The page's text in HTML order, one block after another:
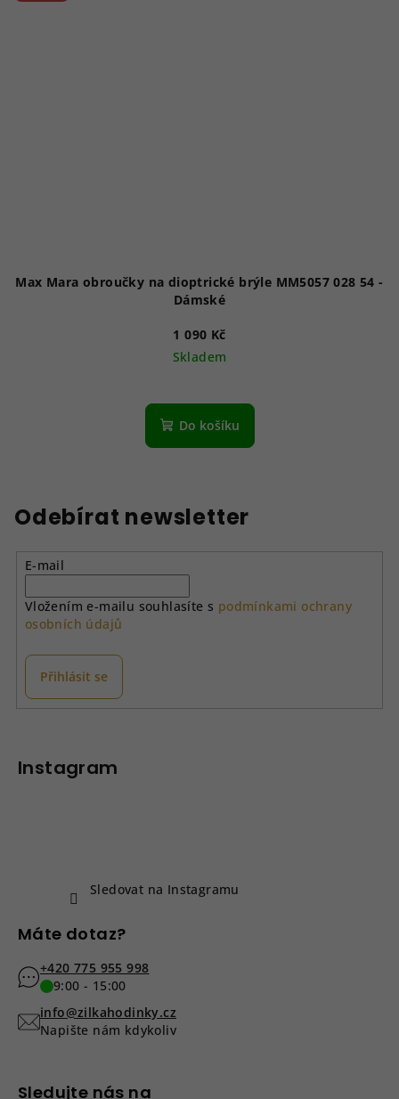
Max Mara obroučky na dioptrické brýle MM5057 028 54 -
Dámské
1 090 Kč
Skladem
Do košíku
Odebírat newsletter
E-mail
Vložením e-mailu souhlasíte s podmínkami ochrany
osobních údajů
Přihlásit se
Instagram
Sledovat na Instagramu
Máte dotaz?
+420 775 955 998
9:00 - 15:00
info@zilkahodinky.cz
Napište nám kdykoliv
Sledujte nás na